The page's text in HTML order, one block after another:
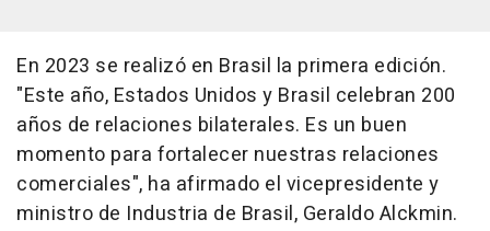
En 2023 se realizó en Brasil la primera edición.
"Este año, Estados Unidos y Brasil celebran 200
años de relaciones bilaterales. Es un buen
momento para fortalecer nuestras relaciones
comerciales", ha afirmado el vicepresidente y
ministro de Industria de Brasil, Geraldo Alckmin.